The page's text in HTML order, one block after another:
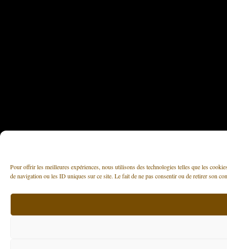
Pour offrir les meilleures expériences, nous utilisons des technologies telles que les
de navigation ou les ID uniques sur ce site. Le fait de ne pas consentir ou de retirer son